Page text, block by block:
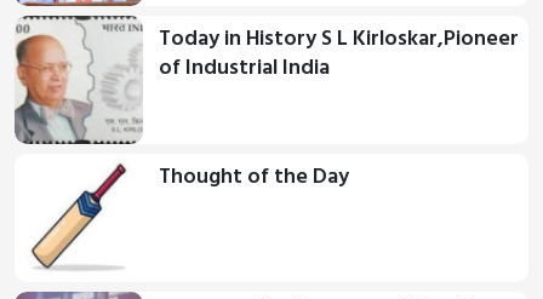
Today in History S L Kirloskar,Pioneer
of Industrial India
Thought of the Day